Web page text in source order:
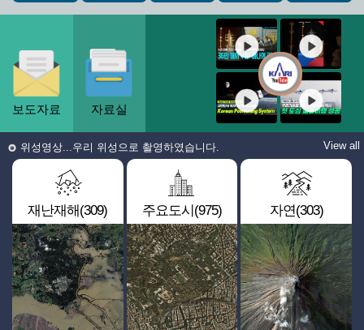
보도자료 자료실
위성영상...우리 위성으로 촬영하였습니다. View all
재난재해(309) 주요도시(975) 자연(303)